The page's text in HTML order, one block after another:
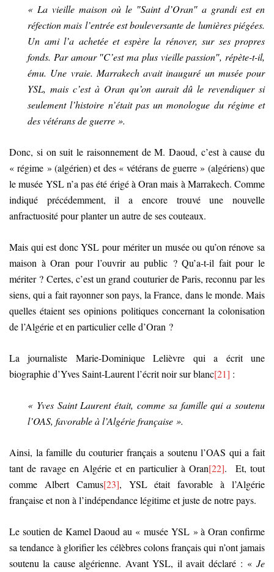
« La vieille maison où le ″Saint d’Oran″ a grandi est en
réfection mais l’entrée est bouleversante de lumières piégées.
Un ami l’a achetée et espère la rénover, sur ses propres
fonds. Par amour ″C’est ma plus vieille passion″, répète-t-il,
ému. Une vraie. Marrakech avait inauguré un musée pour
YSL, mais c’est à Oran qu’on aurait dû le revendiquer si
seulement l’histoire n’était pas un monologue du régime et
des vétérans de guerre ».
Donc, si on suit le raisonnement de M. Daoud, c’est à cause du
« régime » (algérien) et des « vétérans de guerre » (algériens) que
le musée YSL n’a pas été érigé à Oran mais à Marrakech. Comme
indiqué précédemment, il a encore trouvé une nouvelle
anfractuosité pour planter un autre de ses couteaux.
Mais qui est donc YSL pour mériter un musée ou qu’on rénove sa
maison à Oran pour l’ouvrir au public ? Qu’a-t-il fait pour le
mériter ? Certes, c’est un grand couturier de Paris, reconnu par les
siens, qui a fait rayonner son pays, la France, dans le monde. Mais
quelles étaient ses opinions politiques concernant la colonisation
de l’Algérie et en particulier celle d’Oran ?
La journaliste Marie-Dominique Lelièvre qui a écrit une
biographie d’Yves Saint-Laurent l’écrit noir sur blanc[21] :
« Yves Saint Laurent était, comme sa famille qui a soutenu
l’OAS, favorable à l’Algérie française ».
Ainsi, la famille du couturier français a soutenu l’OAS qui a fait
tant de ravage en Algérie et en particulier à Oran[22]. Et, tout
comme Albert Camus[23], YSL était favorable à l’Algérie
française et non à l’indépendance légitime et juste de notre pays.
Le soutien de Kamel Daoud au « musée YSL » à Oran confirme
sa tendance à glorifier les célèbres colons français qui n’ont jamais
soutenu la cause algérienne. Avant YSL, il avait déclaré : « Je